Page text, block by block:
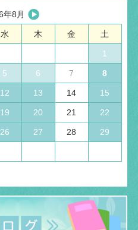
年8月
水 木 金 土
1
5 6 7 8
12 13 14 15
19 20 21 22
26 27 28 29